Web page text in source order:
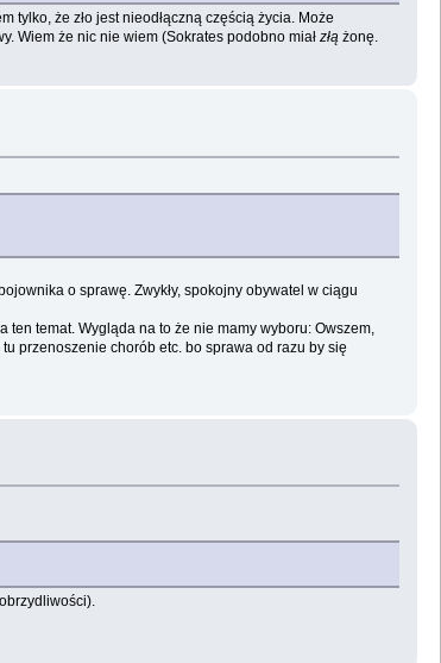
tylko, że zło jest nieodłączną częścią życia. Może
Wiem że nic nie wiem (Sokrates podobno miał złążonę.
o sprawę. Zwykły, spokojny obywatel w ciągu
temat. Wygląda na to że nie mamy wyboru: Owszem,
przenoszenie chorób etc. bo sprawa od razu by się